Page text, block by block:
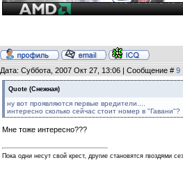
Дата: Суббота, 2007 Окт 27, 13:06 | Сообщение # 9
Quote (Снежная)
ну вот проявляются первые вредители....
интересно сколько сейчас стоит номер в "Гавани"?
Мне тоже интересно???
Пока одни несут свой крест, другие становятся гвоздями